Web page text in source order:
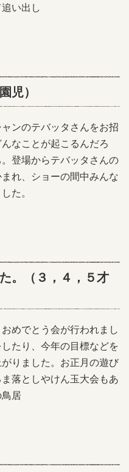
い出し
児）
ンのテバッタさんをお招
なことが起こるんだろ
登場からテバッタさんの
れ、ショーの間中みんな
た。
。（３，４，５才
めでとう会が行われまし
たり、今年の目標などを
りました。お正月の遊び
落としやけん玉大会もあ
居